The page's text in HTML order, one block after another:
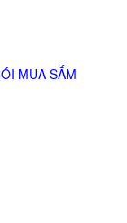
MUA SẮM